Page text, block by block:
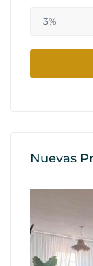
Nuevas